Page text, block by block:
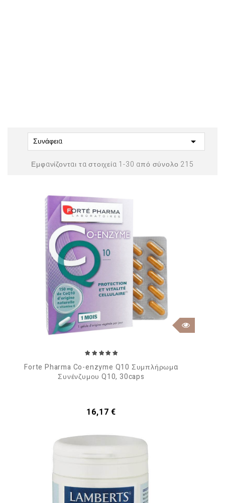
Συνάφεια 
Εμφανίζονται τα στοιχεία 1-30 από σύνολο 215
Forte Pharma Co-enzyme Q10 Συμπλήρωμα
Συνένζυμου Q10, 30caps
Τιμή
16,17 €